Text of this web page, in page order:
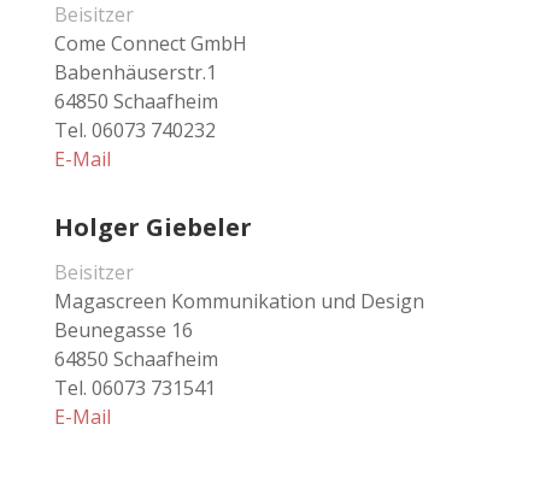
Beisitzer
Come Connect GmbH
Babenhäuserstr.1
64850 Schaafheim
Tel. 06073 740232
E-Mail
Holger Giebeler
Beisitzer
Magascreen Kommunikation und Design
Beunegasse 16
64850 Schaafheim
Tel. 06073 731541
E-Mail